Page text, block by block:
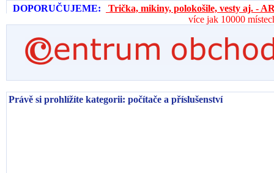
DOPORUČUJEME:
Trička, mikiny, polokošile, vesty aj. -
více jak 10000
Právě si prohlížíte kategorii: počítače a příslušenství